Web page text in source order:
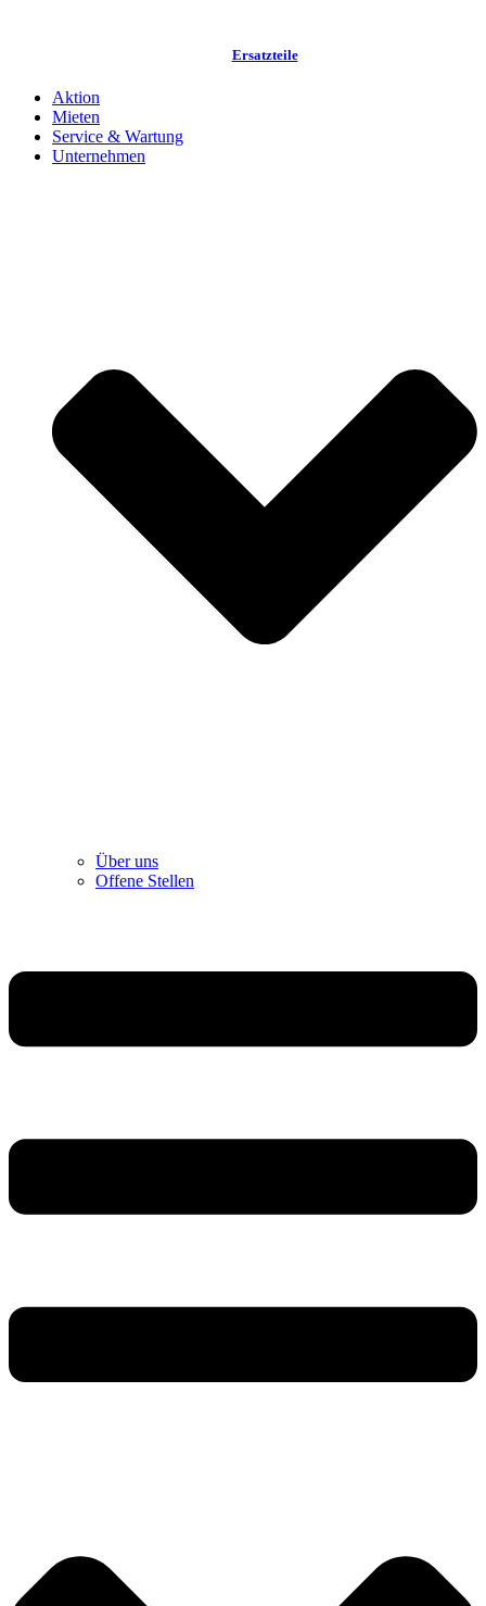
Ersatzteile
Aktion
Mieten
Service & Wartung
Unternehmen
Über uns
Offene Stellen